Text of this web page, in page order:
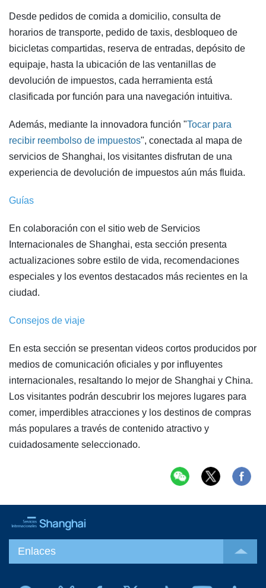
Desde pedidos de comida a domicilio, consulta de
horarios de transporte, pedido de taxis, desbloqueo de
bicicletas compartidas, reserva de entradas, depósito de
equipaje, hasta la ubicación de las ventanillas de
devolución de impuestos, cada herramienta está
clasificada por función para una navegación intuitiva.
Además, mediante la innovadora función "Tocar para
recibir reembolso de impuestos", conectada al mapa de
servicios de Shanghai, los visitantes disfrutan de una
experiencia de devolución de impuestos aún más fluida.
Guías
En colaboración con el sitio web de Servicios
Internacionales de Shanghai, esta sección presenta
actualizaciones sobre estilo de vida, recomendaciones
especiales y los eventos destacados más recientes en la
ciudad.
Consejos de viaje
En esta sección se presentan videos cortos producidos por
medios de comunicación oficiales y por influyentes
internacionales, resaltando lo mejor de Shanghai y China.
Los visitantes podrán descubrir los mejores lugares para
comer, imperdibles atracciones y los destinos de compras
más populares a través de contenido atractivo y
cuidadosamente seleccionado.
Enlaces